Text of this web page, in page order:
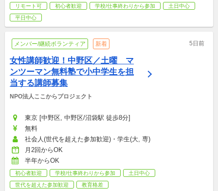
リモート可 初心者歓迎 学校/仕事終わりから参加
土日中心
平日中心
メンバー/継続ボランティア 新着 5日前
女性講師歓迎！中野区／土曜　マ
ンツーマン無料塾で小中学生を担
当する講師募集
NPO法人ここからプロジェクト
東京 [中野区, 中野区/沼袋駅 徒歩8分]
無料
社会人(世代を超えた参加歓迎)・学生(大, 専)
月2回からOK
半年からOK
初心者歓迎 学校/仕事終わりから参加
土日中心
世代を超えた参加歓迎
教育格差